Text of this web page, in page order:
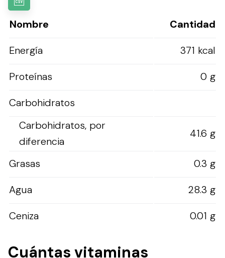
Nombre
Cantidad
Energía
371 kcal
Proteínas
0 g
Carbohidratos
Carbohidratos, por
diferencia
41.6 g
Grasas
0.3 g
Agua
28.3 g
Ceniza
0.01 g
Cuántas vitaminas